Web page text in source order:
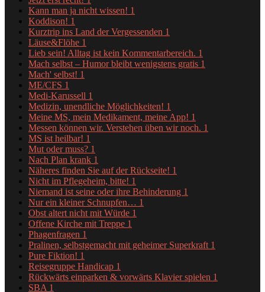
Kann man ja nicht wissen! 1
Koddison! 1
Kurztrip ins Land der Vergessenden 1
Läuse&Flöhe 1
Lieb sein! Alltag ist kein Kommentarbereich. 1
Mach selbst – Humor bleibt wenigstens gratis 1
Mach' selbst! 1
ME/CFS 1
Medi-Karussell 1
Medizin, unendliche Möglichkeiten! 1
Meine MS, mein Medikament, meine App! 1
Messen können wir. Verstehen üben wir noch. 1
MS ist heilbar! 1
Mut oder muss? 1
Nach Plan krank 1
Näheres finden Sie auf der Rückseite! 1
Nicht im Pflegeheim, bitte! 1
Niemand ist seine oder ihre Behinderung 1
Nur ein kleiner Schnupfen… 1
Obst altert nicht mit Würde 1
Offene Kirche mit Treppe 1
Phagenfragen 1
Pralinen, selbstgemacht mit geheimer Superkraft 1
Pure Fiktion! 1
Reisegruppe Handicap 1
Rückwärts einparken & vorwärts Klavier spielen 1
SBA 1